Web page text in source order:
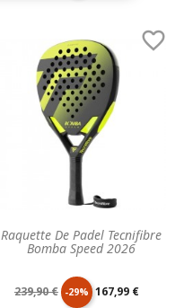
base
Raquette De Padel Tecnifibre
Bomba Speed 2026

Prix
239,90 € -29% Prix
167,99 €